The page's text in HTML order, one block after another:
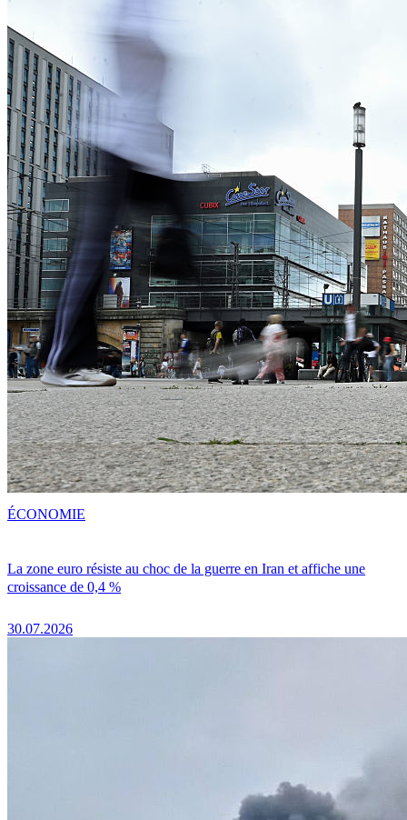
La zone euro résiste au choc de la guerre en Iran et affiche une
croissance de 0,4 %
30.07.2026
ÉCONOMIE